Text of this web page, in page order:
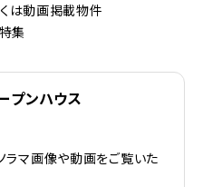
は動画掲載物件
集
プンハウス
ラマ画像や動画をご覧いた